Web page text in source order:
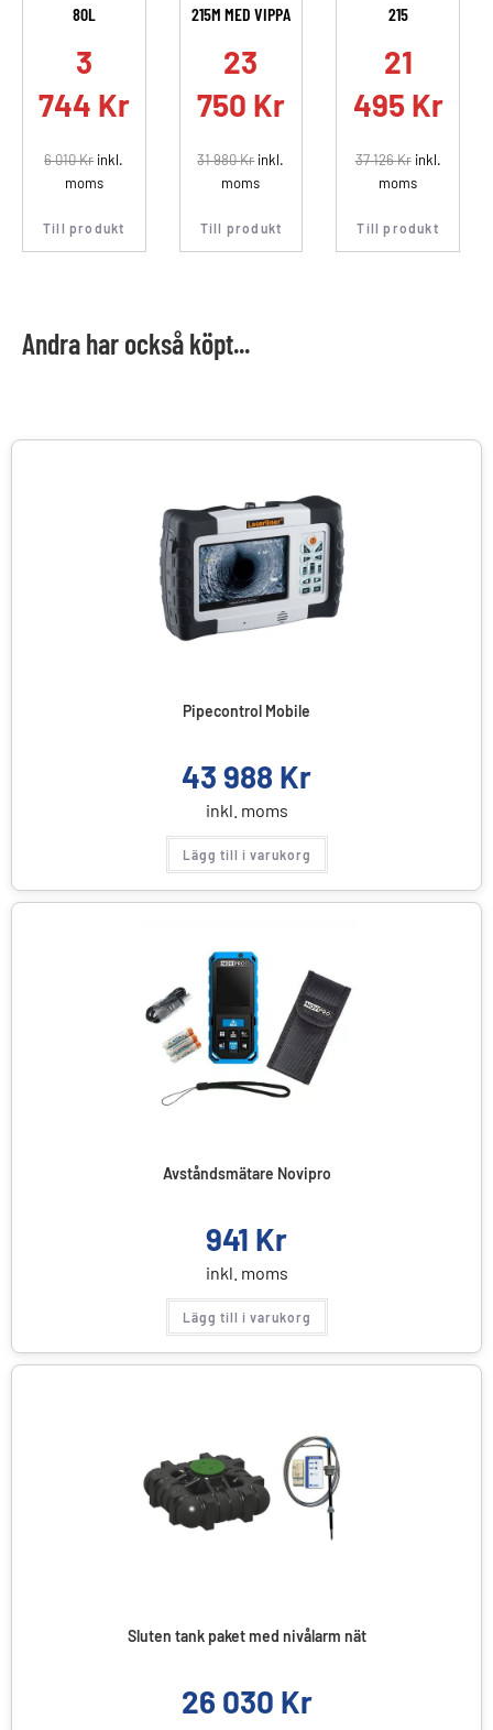
80L
3
744 Kr
6 010Krinkl.
moms
Till produkt
215M MED VIPPA
23
750 Kr
31 980Krinkl.
moms
Till produkt
215
21
495 Kr
37 126Krinkl.
moms
Till produkt
Andra har också köpt...
Pipecontrol Mobile
43 988 Kr
inkl. moms
Lägg till i varukorg
Avståndsmätare Novipro
941 Kr
inkl. moms
Lägg till i varukorg
Sluten tank paket med nivålarm nät
26 030 Kr